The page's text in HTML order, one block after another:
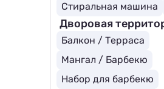
Стиральная машина
Дворовая
Балкон / Терраса
Мангал / Барбекю
Набор для барбекю